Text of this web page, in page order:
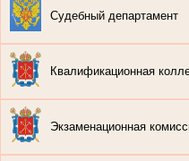
Судебный департамент
Квалификационная
Экзаменационная